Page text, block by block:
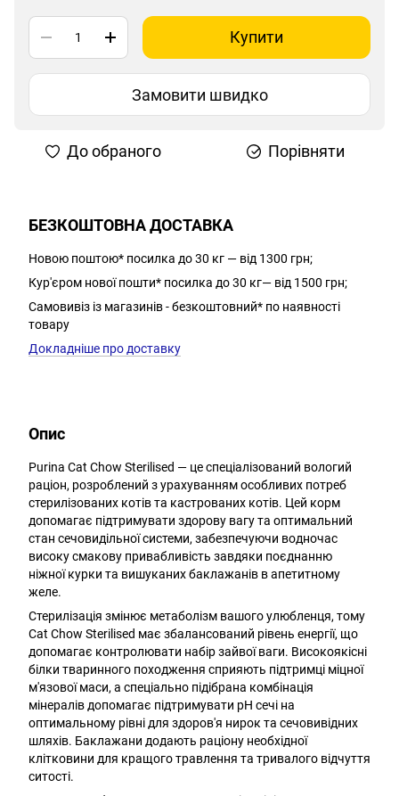
Купити
Замовити швидко
До обраного Порівняти
БЕЗКОШТОВНА ДОСТАВКА
Новою поштою* посилка до 30 кг — від 1300 грн;
Кур'єром нової пошти* посилка до 30 кг— від 1500 грн;
Самовивіз із магазинів - безкоштовний* по наявності
товару
Докладніше про доставку
Опис
Purina Cat Chow Sterilised — це спеціалізований вологий
раціон, розроблений з урахуванням особливих потреб
стерилізованих котів та кастрованих котів. Цей корм
допомагає підтримувати здорову вагу та оптимальний
стан сечовидільної системи, забезпечуючи водночас
високу смакову привабливість завдяки поєднанню
ніжної курки та вишуканих баклажанів в апетитному
желе.
Стерилізація змінює метаболізм вашого улюбленця, тому
Cat Chow Sterilised має збалансований рівень енергії, що
допомагає контролювати набір зайвої ваги. Високоякісні
білки тваринного походження сприяють підтримці міцної
м'язової маси, а спеціально підібрана комбінація
мінералів допомагає підтримувати рН сечі на
оптимальному рівні для здоров'я нирок та сечовивідних
шляхів. Баклажани додають раціону необхідної
клітковини для кращого травлення та тривалого відчуття
ситості.